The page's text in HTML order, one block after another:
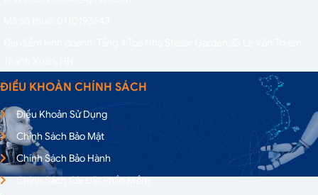
ĐIỀU KHOẢN CHÍNH SÁCH
Điều Khoản Sử Dụng
Chính Sách Bảo Mật
Chính Sách Bảo Hành
Chính Sách Cài Đặt Phần Mềm